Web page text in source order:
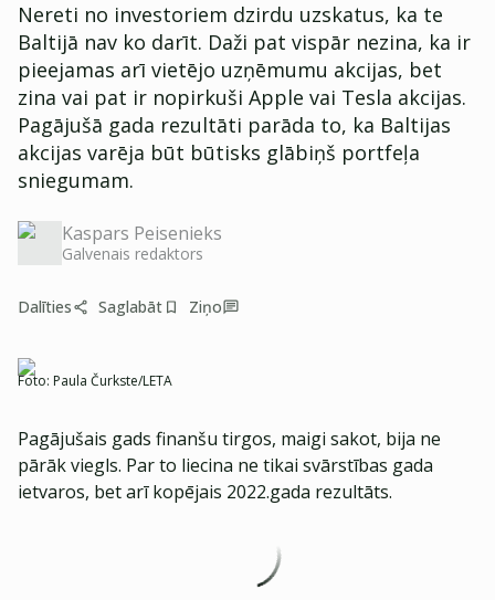
Nereti no investoriem dzirdu uzskatus, ka te
Baltijā nav ko darīt. Daži pat vispār nezina, ka ir
pieejamas arī vietējo uzņēmumu akcijas, bet
zina vai pat ir nopirkuši Apple vai Tesla akcijas.
Pagājušā gada rezultāti parāda to, ka Baltijas
akcijas varēja būt būtisks glābiņš portfeļa
sniegumam.
Kaspars Peisenieks
Galvenais redaktors
Dalīties Saglabāt Ziņo
Foto: Paula Čurkste/LETA
Pagājušais gads finanšu tirgos, maigi sakot, bija ne
pārāk viegls. Par to liecina ne tikai svārstības gada
ietvaros, bet arī kopējais 2022.gada rezultāts.